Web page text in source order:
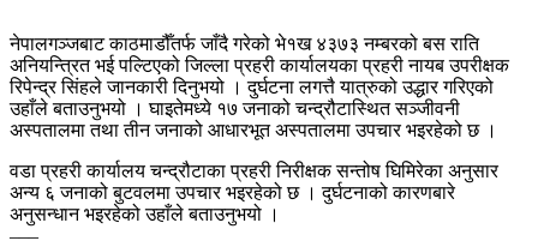
नेपालगञ्जबाट काठमाडौँतर्फ जाँदै गरेको भे१ख ४३७३ नम्बरको बस राति
अनियन्त्रित भई पल्टिएको जिल्ला प्रहरी कार्यालयका प्रहरी नायब उपरीक्षक
रिपेन्द्र सिंहले जानकारी दिनुभयो । दुर्घटना लगत्तै यात्रुको उद्धार गरिएको
उहाँले बताउनुभयो । घाइतेमध्ये १७ जनाको चन्द्रौटास्थित सञ्जीवनी
अस्पतालमा तथा तीन जनाको आधारभूत अस्पतालमा उपचार भइरहेको छ ।
वडा प्रहरी कार्यालय चन्द्रौटाका प्रहरी निरीक्षक सन्तोष घिमिरेका अनुसार
अन्य ६ जनाको बुटवलमा उपचार भइरहेको छ । दुर्घटनाको कारणबारे
अनुसन्धान भइरहेको उहाँले बताउनुभयो ।
–––